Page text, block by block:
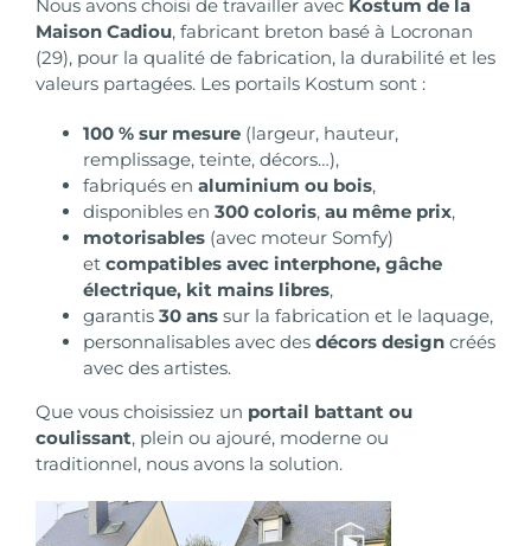
Nous avons choisi de travailler avec Kostum de la
Maison Cadiou, fabricant breton basé à Locronan
(29), pour la qualité de fabrication, la durabilité et les
valeurs partagées. Les portails Kostum sont :
100 % sur mesure(largeur, hauteur,
remplissage, teinte, décors…),
fabriqués en aluminium ou bois,
disponibles en 300 coloris, au même prix,
motorisables(avec moteur Somfy)
et compatibles avec interphone, gâche
électrique, kit mains libres,
garantis 30 anssur la fabrication et le laquage,
personnalisables avec des décors designcréés
avec des artistes.
Que vous choisissiez un portail battant ou
coulissant, plein ou ajouré, moderne ou
traditionnel, nous avons la solution.